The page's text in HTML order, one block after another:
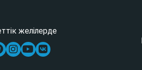
желілерде